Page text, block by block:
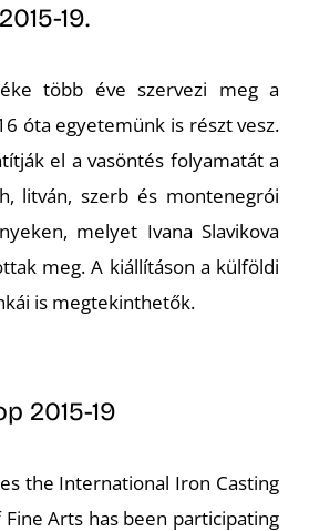
19.
több éve szervezi meg a
óta egyetemünk is részt vesz.
el a vasöntés folyamatát a
litván, szerb és montenegrói
melyet Ivana Slavikova
meg. A kiállításon a külföldi
is megtekinthetők.
2015-19
the International Iron Casting
Arts has been participating